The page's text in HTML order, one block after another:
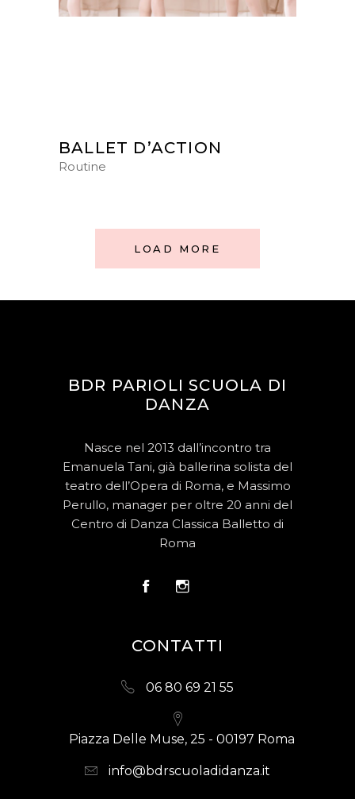
BALLET D’ACTION
Routine
LOAD MORE
BDR PARIOLI SCUOLA DI
DANZA
Nasce nel 2013 dall’incontro tra
Emanuela Tani, già ballerina solista del
teatro dell’Opera di Roma, e Massimo
Perullo, manager per oltre 20 anni del
Centro di Danza Classica Balletto di
Roma
CONTATTI
06 80 69 21 55
Piazza Delle Muse, 25 - 00197 Roma
info@bdrscuoladidanza.it